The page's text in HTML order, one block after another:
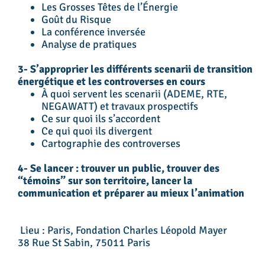
Les Grosses Têtes de l’Énergie
Goût du Risque
La conférence inversée
Analyse de pratiques
3- S’approprier les différents scenarii de transition
énergétique et les controverses en cours
À quoi servent les scenarii (ADEME, RTE,
NEGAWATT) et travaux prospectifs
Ce sur quoi ils s’accordent
Ce qui quoi ils divergent
Cartographie des controverses
4- Se lancer : trouver un public, trouver des
“témoins” sur son territoire, lancer la
communication et préparer au mieux l’animation
Lieu : Paris, Fondation Charles Léopold Mayer
38 Rue St Sabin, 75011 Paris